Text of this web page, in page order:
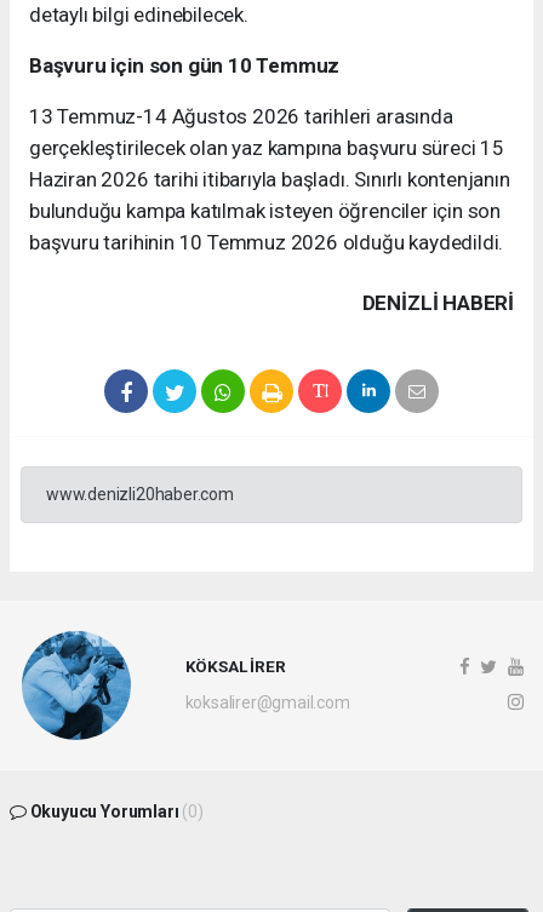
detaylı bilgi edinebilecek.
Başvuru için son gün 10 Temmuz
13 Temmuz-14 Ağustos 2026 tarihleri arasında
gerçekleştirilecek olan yaz kampına başvuru süreci 15
Haziran 2026 tarihi itibarıyla başladı. Sınırlı kontenjanın
bulunduğu kampa katılmak isteyen öğrenciler için son
başvuru tarihinin 10 Temmuz 2026 olduğu kaydedildi.
DENIZLI HABERİ
www.denizli20haber.com
KÖKSAL İRER
koksalirer@gmail.com
Okuyucu Yorumları (0)